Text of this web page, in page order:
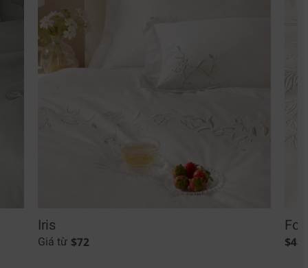
Iris
Giá từ $72 $48